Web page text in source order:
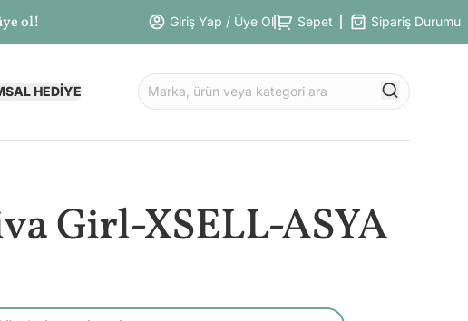
ol! Giriş Yap / Üye Ol Sepet Sipariş Durumu
HEDİYE
Girl-XSELL-ASYA